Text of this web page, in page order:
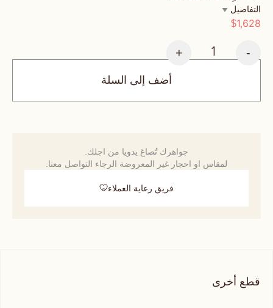
التفاصيل
$1,628
-
+
أضف إلى السلة
جواهرك تُصاغ يدويا من اجلك.
لمقاس او احجار غير المعروضة الرجاء التواصل معنا.
فريق رعاية العملاء
قطع أخرى